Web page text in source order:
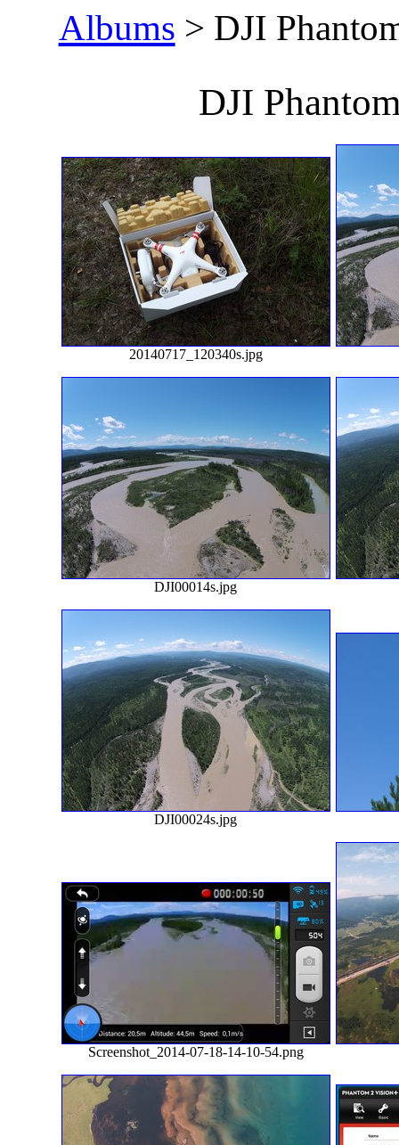
Albums > DJI
DJI
20140717_120340s.jpg
DJI00014s.jpg
DJI00024s.jpg
Screenshot_2014-07-18-14-10-54.png